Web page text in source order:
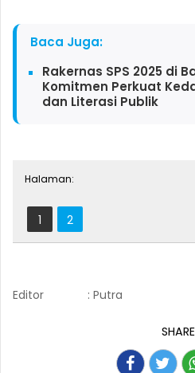
Baca Juga:
Rakernas SPS 2025 di
Komitmen Perkuat
dan Literasi Publik
Halaman:
1 2
Editor : Putra